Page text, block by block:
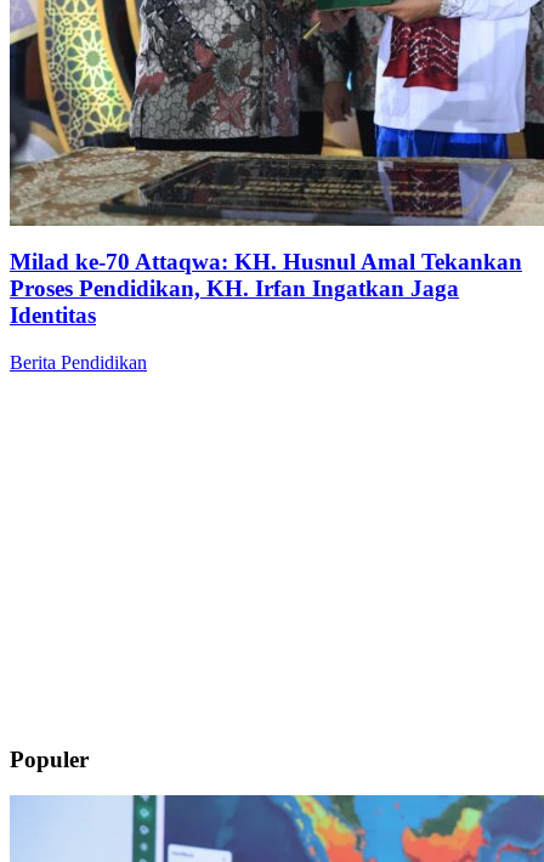
Milad ke-70 Attaqwa: KH. Husnul Amal Tekankan
Proses Pendidikan, KH. Irfan Ingatkan Jaga
Identitas
Berita Pendidikan
Populer